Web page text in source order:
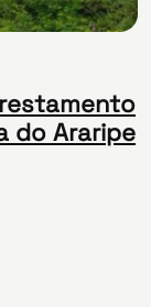
do Araripe